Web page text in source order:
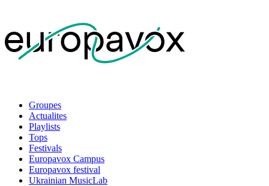
Groupes
Actualites
Playlists
Tops
Festivals
Europavox Campus
Europavox festival
Ukrainian MusicLab